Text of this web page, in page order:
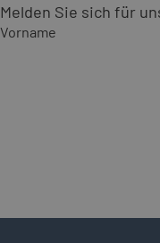
Melden Sie sich für
Vorname